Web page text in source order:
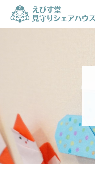
料金案内
入居の流れ